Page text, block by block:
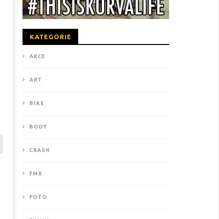
KATEGORIE
AKCE
ART
BIKE
BODY
CRASH
FMX
FOTO